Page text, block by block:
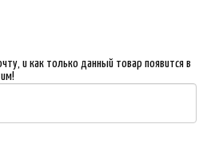
и как только данный товар появится в